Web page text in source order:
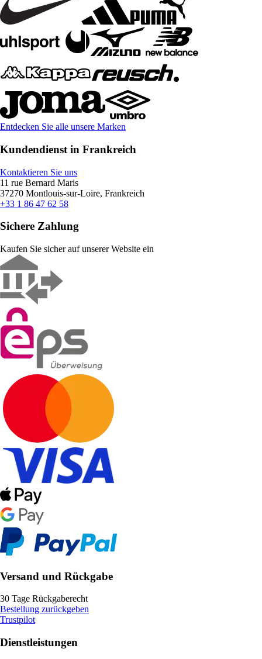
Entdecken Sie alle unsere Marken
Kundendienst in Frankreich
Kontaktieren Sie uns
11 rue Bernard Maris
37270 Montlouis-sur-Loire, Frankreich
+33 1 86 47 62 58
Sichere Zahlung
Kaufen Sie sicher auf unserer Website ein
Versand und Rückgabe
30 Tage Rückgaberecht
Bestellung zurückgeben
Trustpilot
Dienstleistungen